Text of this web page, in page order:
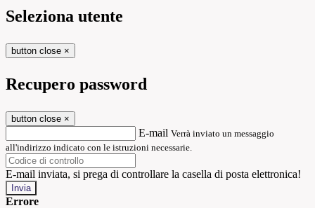
Seleziona utente
button close ×
Recupero password
button close ×
E-mail Verrà inviato un messaggio
all'indirizzo indicato con le istruzioni necessarie.
E-mail inviata, si prega di controllare la casella di posta elettronica!
Errore